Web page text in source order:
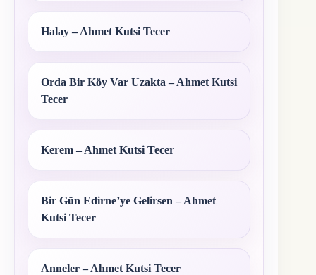
Halay – Ahmet Kutsi Tecer
Orda Bir Köy Var Uzakta – Ahmet Kutsi
Tecer
Kerem – Ahmet Kutsi Tecer
Bir Gün Edirne’ye Gelirsen – Ahmet
Kutsi Tecer
Anneler – Ahmet Kutsi Tecer